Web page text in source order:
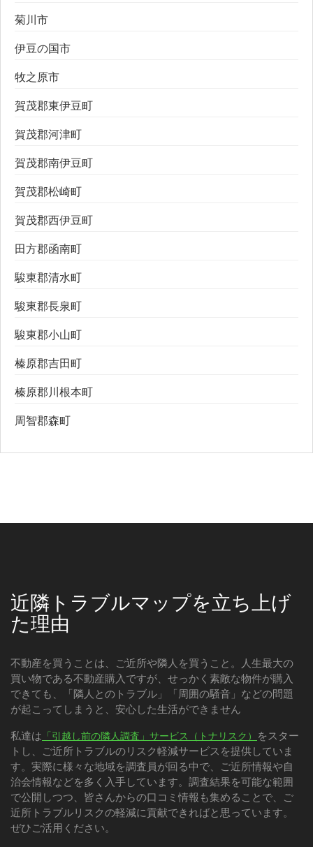
菊川市
伊豆の国市
牧之原市
賀茂郡東伊豆町
賀茂郡河津町
賀茂郡南伊豆町
賀茂郡松崎町
賀茂郡西伊豆町
田方郡函南町
駿東郡清水町
駿東郡長泉町
駿東郡小山町
榛原郡吉田町
榛原郡川根本町
周智郡森町
近隣トラブルマップを立ち上げ
た理由
不動産を買うことは、ご近所や隣人を買うこと。人生最大の
買い物である不動産購入ですが、せっかく素敵な物件が購入
できても、「隣人とのトラブル」「周囲の騒音」などの問題
が起こってしまうと、安心した生活ができません
私達は 「引越し前の隣人調査」サービス（トナリスク） をスター
トし、ご近所トラブルのリスク軽減サービスを提供していま
す。実際に様々な地域を調査員が回る中で、ご近所情報や自
治会情報などを多く入手しています。調査結果を可能な範囲
で公開しつつ、皆さんからの口コミ情報も集めることで、ご
近所トラブルリスクの軽減に貢献できればと思っています。
ぜひご活用ください。